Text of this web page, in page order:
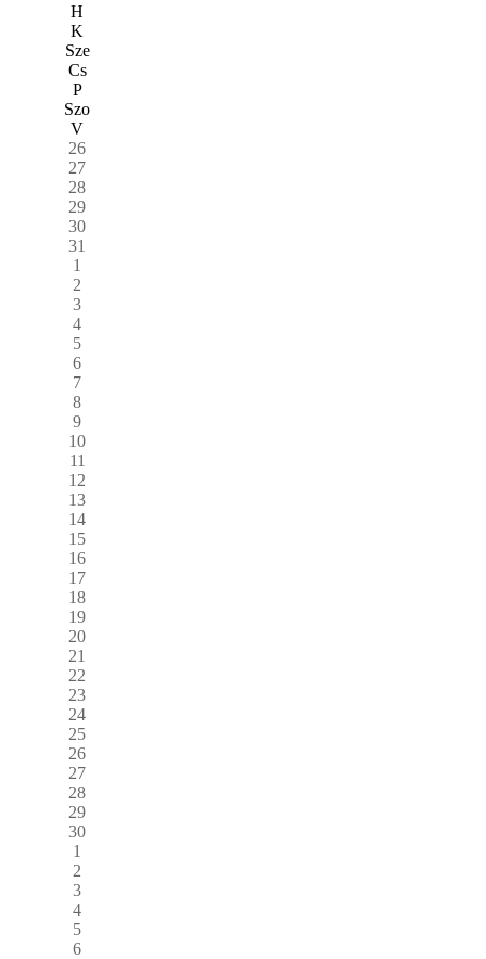
H
K
Sze
Cs
P
Szo
V
26
27
28
29
30
31
1
2
3
4
5
6
7
8
9
10
11
12
13
14
15
16
17
18
19
20
21
22
23
24
25
26
27
28
29
30
1
2
3
4
5
6